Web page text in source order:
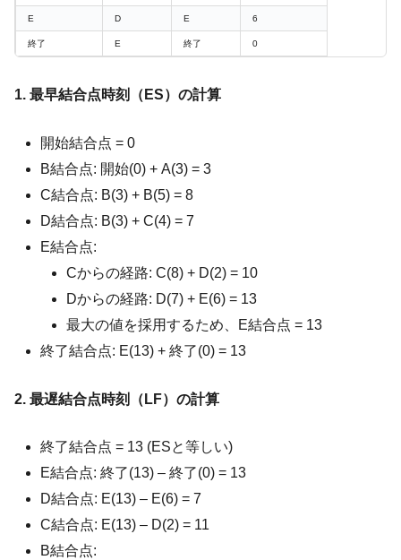
E D E 6
終了 E 終了 0
1. 最早結合点時刻（ES）の計算
開始結合点 = 0
B結合点: 開始(0) + A(3) = 3
C結合点: B(3) + B(5) = 8
D結合点: B(3) + C(4) = 7
E結合点:
Cからの経路: C(8) + D(2) = 10
Dからの経路: D(7) + E(6) = 13
最大の値を採用するため、E結合点 = 13
終了結合点: E(13) + 終了(0) = 13
2. 最遅結合点時刻（LF）の計算
終了結合点 = 13 (ESと等しい)
E結合点: 終了(13) – 終了(0) = 13
D結合点: E(13) – E(6) = 7
C結合点: E(13) – D(2) = 11
B結合点: